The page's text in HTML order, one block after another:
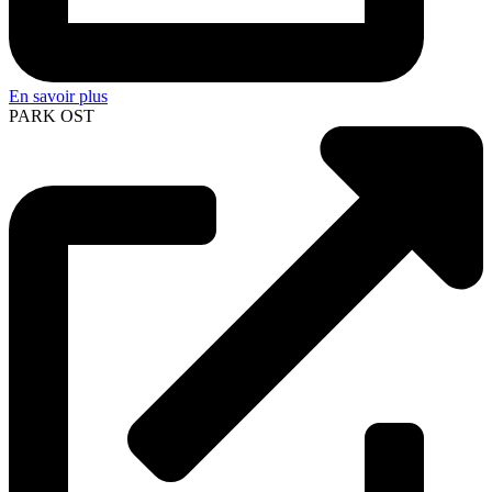
En savoir plus
PARK OST